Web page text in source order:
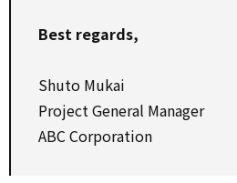
Best regards,
Shuto Mukai
Project General Manager
ABC Corporation